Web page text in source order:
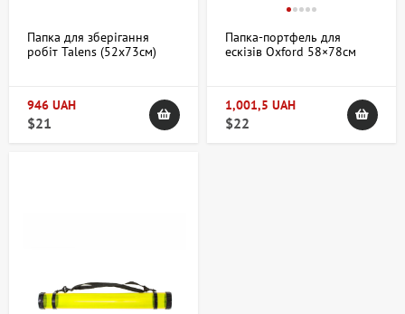
Папка для зберігання
робіт Talens (52х73см)
946 UAH
$21
Папка-портфель для
ескізів Oxford 58×78см
1,001,5 UAH
$22